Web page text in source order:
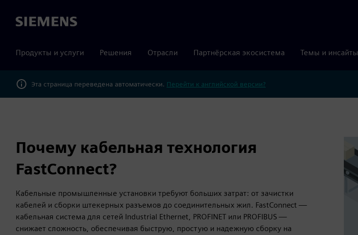
Siemens
Продукты и услуги Решения Отрасли Партнёрская экосистема Темы и инсайты
Эта страница переведена автоматически. Перейти к английской версии?
Почему кабельная технология
FastConnect?
Кабельные промышленные установки требуют больших затрат: от зачистки
кабелей и сборки штекерных разъемов до соединительных жил. FastConnect —
кабельная система для сетей Industrial Ethernet, PROFINET или PROFIBUS —
снижает сложность, обеспечивая быструю, простую и надежную сборку на